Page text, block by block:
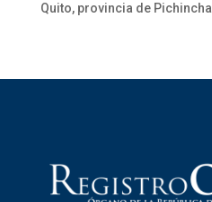
Quito, provincia de Pichincha